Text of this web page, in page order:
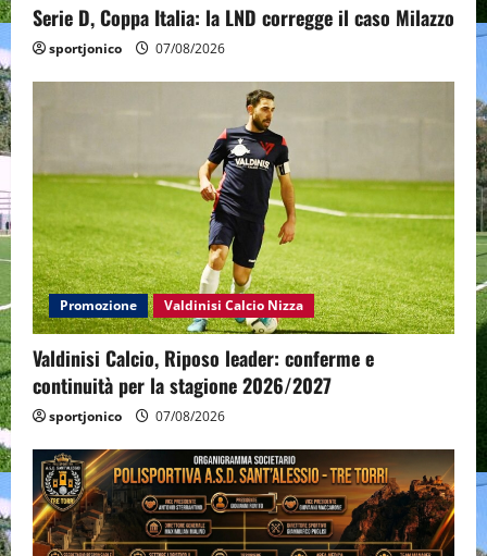
Serie D, Coppa Italia: la LND corregge il caso Milazzo
sportjonico 07/08/2026
Promozione Valdinisi Calcio Nizza
Valdinisi Calcio, Riposo leader: conferme e
continuità per la stagione 2026/2027
sportjonico 07/08/2026